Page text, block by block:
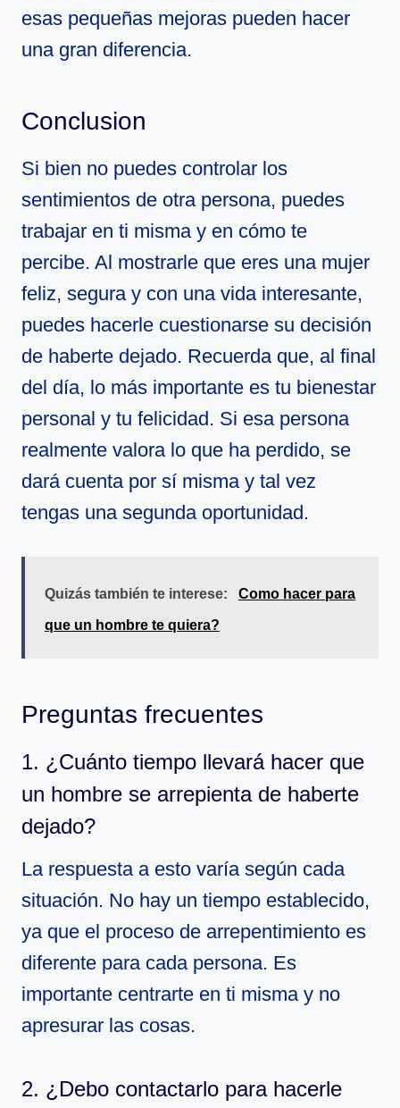
esas pequeñas mejoras pueden hacer
una gran diferencia.
Conclusion
Si bien no puedes controlar los
sentimientos de otra persona, puedes
trabajar en ti misma y en cómo te
percibe. Al mostrarle que eres una mujer
feliz, segura y con una vida interesante,
puedes hacerle cuestionarse su decisión
de haberte dejado. Recuerda que, al final
del día, lo más importante es tu bienestar
personal y tu felicidad. Si esa persona
realmente valora lo que ha perdido, se
dará cuenta por sí misma y tal vez
tengas una segunda oportunidad.
Quizás también te interese: Como hacer para
que un hombre te quiera?
Preguntas frecuentes
1. ¿Cuánto tiempo llevará hacer que
un hombre se arrepienta de haberte
dejado?
La respuesta a esto varía según cada
situación. No hay un tiempo establecido,
ya que el proceso de arrepentimiento es
diferente para cada persona. Es
importante centrarte en ti misma y no
apresurar las cosas.
2. ¿Debo contactarlo para hacerle